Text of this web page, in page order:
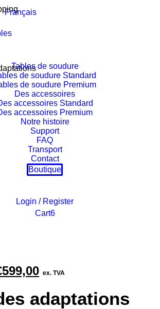
Français
Tables de soudure
de soudure Standard
de soudure Premium
Des accessoires
accessoires Standard
accessoires Premium
Notre histoire
Support
FAQ
Transport
Contact
Boutique
Login / Register
Cart6
599,00Le
actuel
ex. TVA
adaptations